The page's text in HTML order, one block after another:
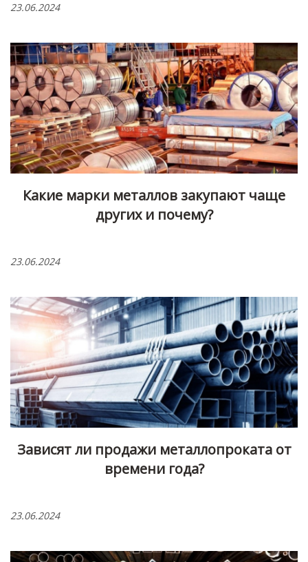
23.06.2024
Какие марки металлов закупают чаще
других и почему?
23.06.2024
Зависят ли продажи металлопроката от
времени года?
23.06.2024